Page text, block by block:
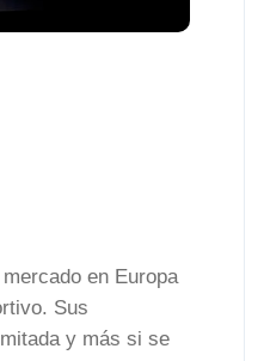
en Europa
Sus
y más si se